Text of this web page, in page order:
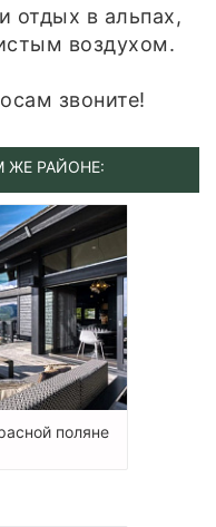
отдых в альпах,
воздухом.
звоните!
ЖЕ РАЙОНЕ:
поляне